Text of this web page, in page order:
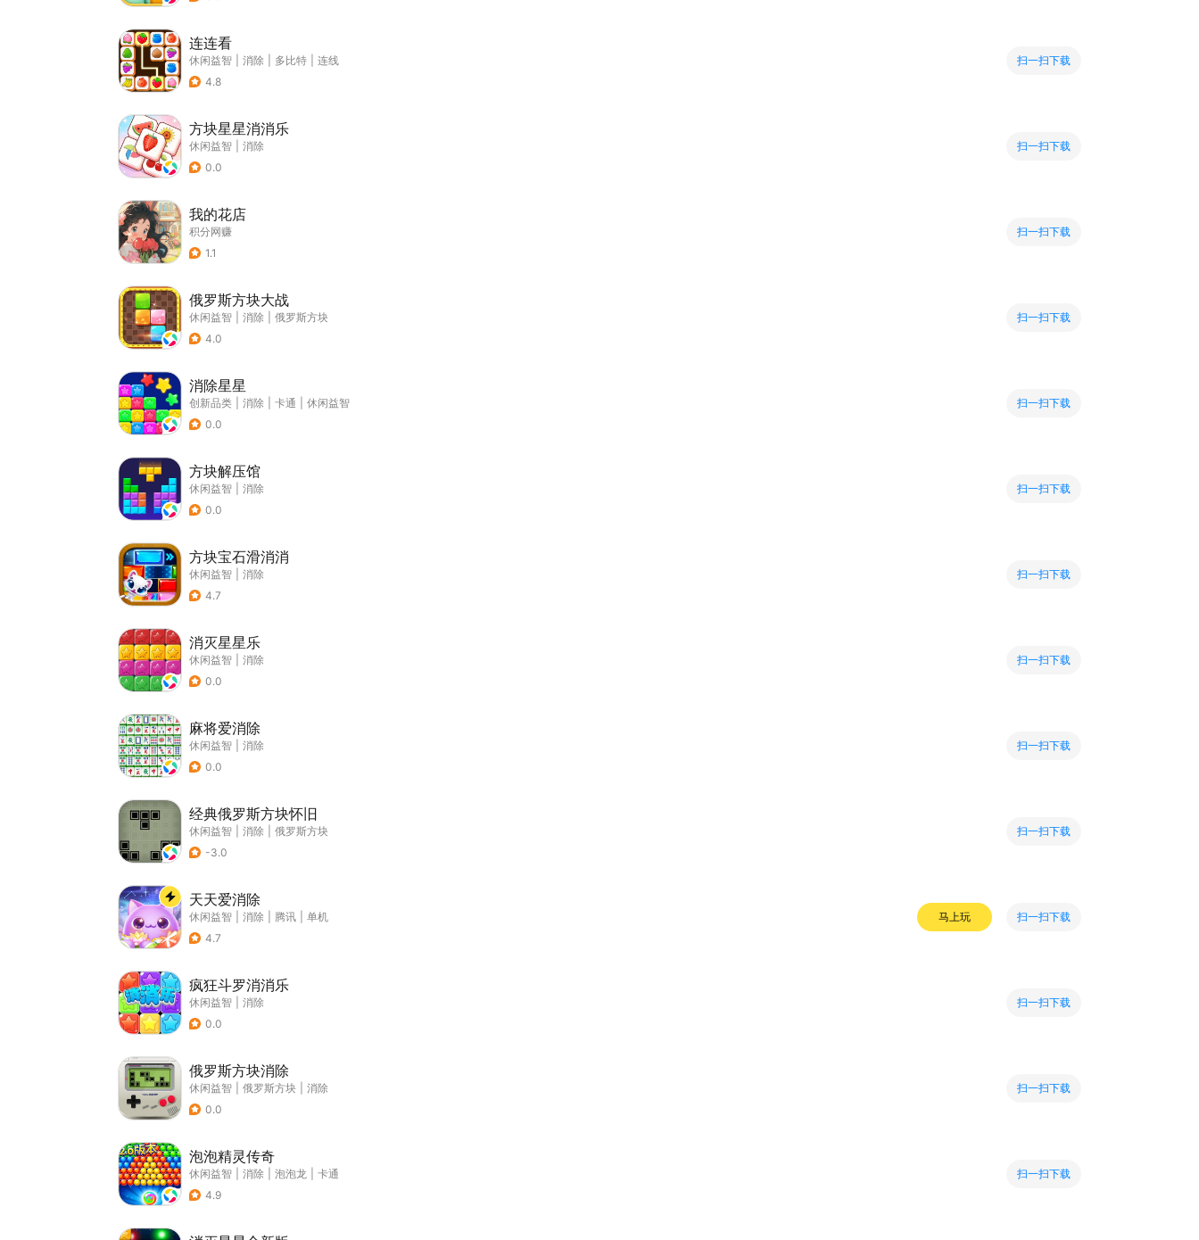
连连看
休闲益智 消除 多比特
连线
4.8
扫一扫下载
方块星星消消乐
休闲益智
消除
0.0
扫一扫下载
我的花店
积分网赚
1.1
扫一扫下载
俄罗斯方块大战
休闲益智 消除
俄罗斯方块
4.0
扫一扫下载
消除星星
创新品类 消除 卡通
休闲益智
0.0
扫一扫下载
方块解压馆
休闲益智
消除
0.0
扫一扫下载
方块宝石滑消消
休闲益智
消除
4.7
扫一扫下载
消灭星星乐
休闲益智
消除
0.0
扫一扫下载
麻将爱消除
休闲益智
消除
0.0
扫一扫下载
经典俄罗斯方块怀旧
休闲益智 消除
俄罗斯方块
-3.0
扫一扫下载
天天爱消除
休闲益智 消除 腾讯
单机
4.7
马上玩 扫一扫下载
疯狂斗罗消消乐
休闲益智
消除
0.0
扫一扫下载
俄罗斯方块消除
休闲益智 俄罗斯方块
消除
0.0
扫一扫下载
泡泡精灵传奇
休闲益智 消除 泡泡龙
卡通
4.9
扫一扫下载